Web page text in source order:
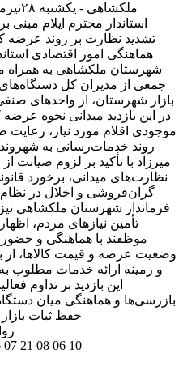
استاندار محترم ایلام مبنی
تشدید نظارت بر روند عرضه
هماهنگی امور اقتصادی
شهرستان ملکشاهی به همراه
جمعی از مدیران کل
بازار شهرستان، از واحدهای
در این بازدید میدانی نحوه
موجودی اقلام مورد نیاز،
روند خدمات‌رسانی به
میرزاد با تأکید بر لزوم صیانت
نظارت‌های میدانی، برخورد
گران‌فروشی و اخلال در نظام
فرماندار شهرستان ملکشاهی
تأمین نیازهای مردم،
موظفند با هماهنگی و
وضعیت عرضه و قیمت کالاها، از
و زمینه ارائه خدمات مطلوب
این بازدید بر تداوم
بازرسی‌ها و هماهنگی میان
حفظ ثبات